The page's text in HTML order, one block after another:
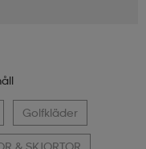
Golfkläder
& SKJORTOR